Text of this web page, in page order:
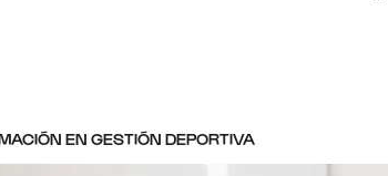
EN GESTIÓN DEPORTIVA